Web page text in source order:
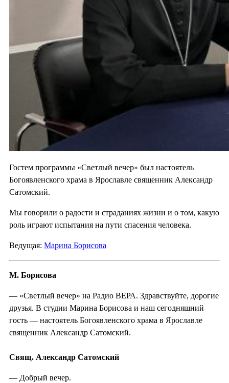
Гостем программы «Светлый вечер» был настоятель
Богоявленского храма в Ярославле священник Александр
Сатомский.
Мы говорили о радости и страданиях жизни и о том, какую
роль играют испытания на пути спасения человека.
Ведущая: Марина Борисова
М. Борисова
— «Светлый вечер» на Радио ВЕРА. Здравствуйте, дорогие
друзья. В студии Марина Борисова и наш сегодняшний
гость — настоятель Богоявленского храма в Ярославле
священник Александр Сатомский.
Свящ. Александр Сатомский
— Добрый вечер.